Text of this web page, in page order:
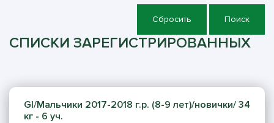
Сбросить Поиск
СПИСКИ ЗАРЕГИСТРИРОВАННЫХ
GI/Мальчики 2017-2018 г.р. (8-9 лет)/новички/ 34
кг - 6 уч.